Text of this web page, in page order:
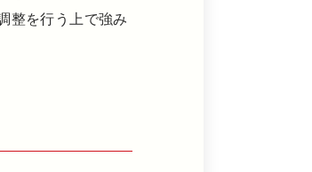
整を行う上で強み